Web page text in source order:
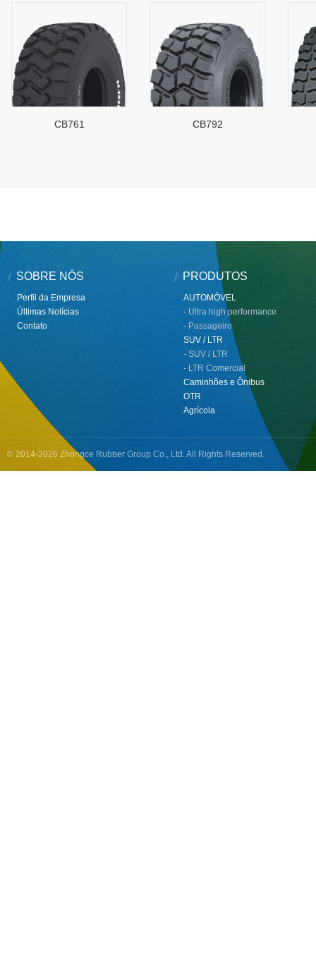
CB761 CB792
SOBRE NÓS
Perfil da Empresa
Últimas Notícias
Contato
PRODUTOS
AUTOMÓVEL
- Ultra high performance
- Passageiro
SUV / LTR
- SUV / LTR
- LTR Comercial
Caminhões e Ônibus
OTR
Agrícola
© 2014-2026 Zhongce Rubber Group Co., Ltd. All Rights Reserved.